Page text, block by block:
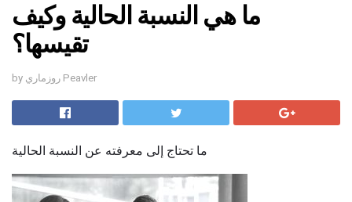
ما هي النسبة الحالية وكيف
تقيسها؟
by روزماري Peavler
ما تحتاج إلى معرفته عن النسبة الحالية